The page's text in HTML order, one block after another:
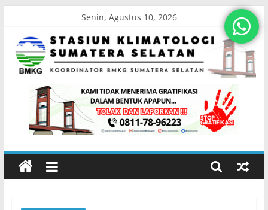
content
Senin, Agustus 10, 2026
Stasiun
Klimatologi
Sumatera